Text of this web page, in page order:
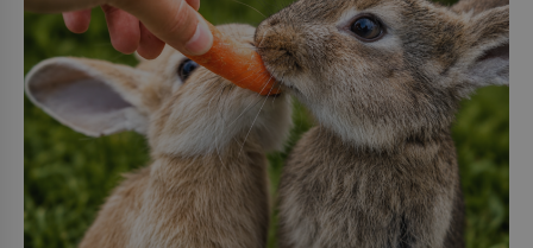
Astronomové Pedro Bernardinelli a Gary Bernstein
mravenčí prací zkoumají archivní snímky v rámci
Průzkumu temné energie […]